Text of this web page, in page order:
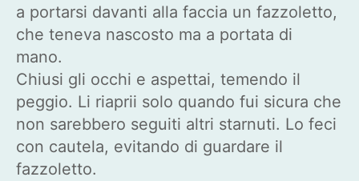
a portarsi davanti alla faccia un fazzoletto,
che teneva nascosto ma a portata di
mano.
Chiusi gli occhi e aspettai, temendo il
peggio. Li riaprii solo quando fui sicura che
non sarebbero seguiti altri starnuti. Lo feci
con cautela, evitando di guardare il
fazzoletto.